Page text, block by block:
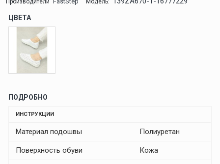
Производители Модель:
ЦВЕТА
ПОДРОБНО
ИНСТРУКЦИИ
Материал подошвы Полиуретан
Поверхность обуви Кожа